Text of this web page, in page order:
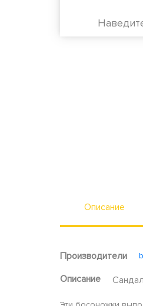
Описание
Производители
Описание